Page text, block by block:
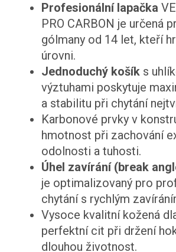
Profesionální lapačka
PRO CARBON je určená
gólmany od 14 let, kteří
úrovni.
Jednoduchý košík s
výztuhami poskytuje
a stabilitu při chytání
Karbonové prvky v
hmotnost při zachování
odolnosti a tuhosti.
Úhel zavírání (break
je optimalizovaný pro
chytání s rychlým
Vysoce kvalitní kožená
perfektní cit při držení
dlouhou životnost.